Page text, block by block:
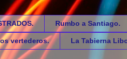
Rumbo a Santiago.
vertederos. La Tabierna